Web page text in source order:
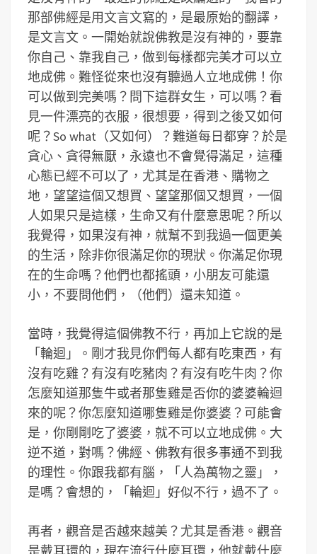
那部佛經是用文言文寫的，是最原始的翻譯，
是文言文。一開始就說佛教是沒有神的，要靠
你自己、靠我自己，做到每樣都完美才可以立
地成佛。難怪從來也沒有聽過人立地成佛！你
可以做到完美嗎？問下這群女生，可以嗎？看
見一件漂亮的衣服，很想要，得到之後又如何
呢？So what（又如何）？難道每日都穿？於是
貪心、貪得無厭，永遠也不會覺得滿足，這種
心態已經不可以了，尤其是在香港、購物之
地，望望這個又想買、望望那個又想買，一個
人如果只是這樣，生命又有什麼意思呢？所以
我覺得，如果沒有神，就幫不到我過一個更美
的生活，除非你很滿足你的現狀。你滿足你現
在的生命嗎？他們也都搖頭，小朋友可能還
小，不要問他們，（他們）還未知道。
當時，我覺得這個佛教不行，再加上它說的是
「輪迴」。剛才我見你們每人都有吃東西，有
沒有吃雞？有沒有吃豬肉？有沒有吃牛肉？你
怎麼知道那隻牛或者那隻雞是否你的婆婆輪迴
來的呢？你怎麼知道哪隻雞是你婆婆？可能會
是，你剛剛吃了婆婆，就不可以立地成佛。大
逆不道，對嗎？佛經、佛教有很多事通不到我
的理性。你跟我都有腦，「人為萬物之靈」，
是嗎？會想的，「輪迴」好似不行，過不了。
再者，觀音是否越來越美？尤其是香港。觀音